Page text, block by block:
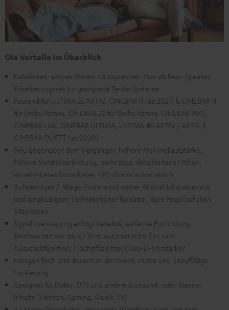
Die Vorteile im Überblick
Kabelloses, aktives Stereo-Lautsprecher-Paar als Rear-Speaker-
Erweiterungsset für geeignete Teufel Systeme
Passend für ULTIMA 25 AKTIV, CINEBAR 11 (ab 2021) & CINEBAR 11
für Dolby Atmos, CINEBAR 22 für Dolby Atmos, CINEBAR PRO,
CINEBAR LUX, CINEBAR ULTIMA, ULTIMA 40 AKTIV / AKTIV 3,
CINEBAR DUETT (ab 2020)
Neu gegenüber dem Vorgänger: höhere Maximallautstärke,
höhere Verstärkerleistung, mehr Bass, detailliertere Höhen,
abnehmbares Stromkabel, LED dimmt automatisch
Aufwendiges 2-Wege-System mit weiter Abstrahlcharakteristik
und langhubigem Tiefmitteltöner für satte, klare Pegel auf allen
Sitzplätzen
Signalübertragung erfolgt kabellos, einfache Einrichtung,
Reichweiten von bis zu 15 m, automatische Ein- und
Ausschaltfunktion, Hocheffizienter Class-D-Verstärker
Hängen flach und dezent an der Wand, matte und unauffällige
Lackierung
Geeignet für Dolby, DTS und andere Surround- oder Stereo-
Inhalte (Filmton, Gaming, Musik, TV)